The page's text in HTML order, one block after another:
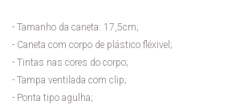
- Tamanho da caneta: 17,5cm;
- Caneta com corpo de plástico fléxivel;
- Tintas nas cores do corpo;
- Tampa ventilada com clip;
- Ponta tipo agulha;